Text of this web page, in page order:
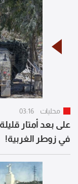
محليات 03:16
على بعد أمتار
في زوطر الغربية!